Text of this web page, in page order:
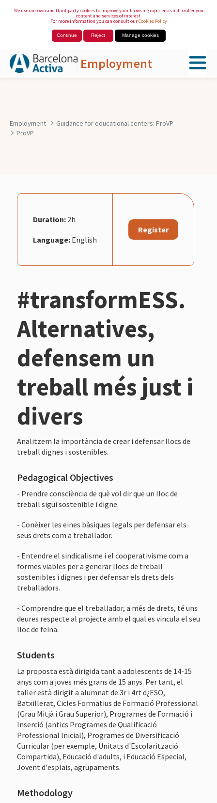
We use our own and third-party cookies to improve your browsing experience and to offer you
content and services of interest.
For more information you can consult ourCookies Policy
Continue Reject Manage cookies
Employment
Employment
Guidance for educational centers: ProVP
ProVP
Duration: 2h
Language: English
Register
#transformESS.
Alternatives,
defensem un
treball més just i
divers
Analitzem la importància de crear i defensar llocs de
treball dignes i sostenibles.
Pedagogical Objectives
- Prendre consciència de què vol dir que un lloc de
treball sigui sostenible i digne.
- Conèixer les eines bàsiques legals per defensar els
seus drets com a treballador.
- Entendre el sindicalisme i el cooperativisme com a
formes viables per a generar llocs de treball
sostenibles i dignes i per defensar els drets dels
treballadors.
- Comprendre que el treballador, a més de drets, té uns
deures respecte al projecte amb el qual es vincula el seu
lloc de feina.
Students
La proposta està dirigida tant a adolescents de 14-15
anys com a joves més grans de 15 anys. Per tant, el
taller està dirigit a alumnat de 3r i 4rt d¿ESO,
Batxillerat, Cicles Formatius de Formació Professional
(Grau Mitjà i Grau Superior), Programes de Formació i
Inserció (antics Programes de Qualificació
Professional Inicial), Programes de Diversificació
Curricular (per exemple, Unitats d'Escolarització
Compartida), Educació d'adults, i Educació Especial,
Jovent d'esplais, agrupaments.
Methodology